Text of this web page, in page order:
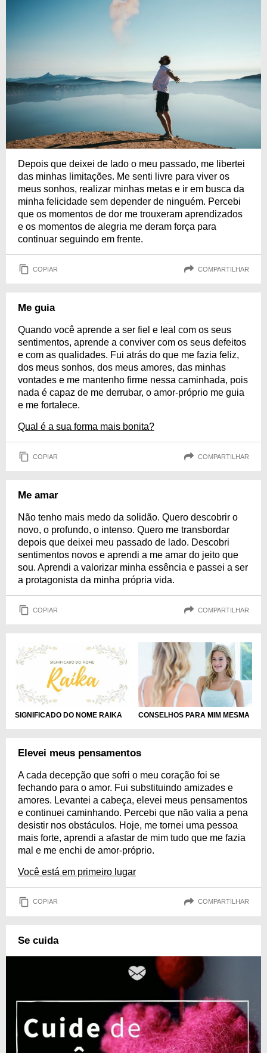
Depois que deixei de lado o meu passado, me libertei
das minhas limitações. Me senti livre para viver os
meus sonhos, realizar minhas metas e ir em busca da
minha felicidade sem depender de ninguém. Percebi
que os momentos de dor me trouxeram aprendizados
e os momentos de alegria me deram força para
continuar seguindo em frente.
COPIAR COMPARTILHAR
Me guia
Quando você aprende a ser fiel e leal com os seus
sentimentos, aprende a conviver com os seus defeitos
e com as qualidades. Fui atrás do que me fazia feliz,
dos meus sonhos, dos meus amores, das minhas
vontades e me mantenho firme nessa caminhada, pois
nada é capaz de me derrubar, o amor-próprio me guia
e me fortalece.
Qual é a sua forma mais bonita?
COPIAR COMPARTILHAR
Me amar
Não tenho mais medo da solidão. Quero descobrir o
novo, o profundo, o intenso. Quero me transbordar
depois que deixei meu passado de lado. Descobri
sentimentos novos e aprendi a me amar do jeito que
sou. Aprendi a valorizar minha essência e passei a ser
a protagonista da minha própria vida.
COPIAR COMPARTILHAR
SIGNIFICADO DO NOME RAIKA CONSELHOS PARA MIM MESMA
Elevei meus pensamentos
A cada decepção que sofri o meu coração foi se
fechando para o amor. Fui substituindo amizades e
amores. Levantei a cabeça, elevei meus pensamentos
e continuei caminhando. Percebi que não valia a pena
desistir nos obstáculos. Hoje, me tornei uma pessoa
mais forte, aprendi a afastar de mim tudo que me fazia
mal e me enchi de amor-próprio.
Você está em primeiro lugar
COPIAR COMPARTILHAR
Se cuida